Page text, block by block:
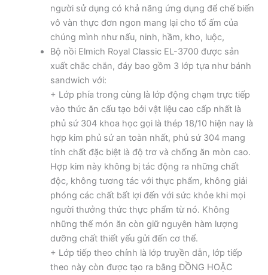
người sử dụng có khả năng ứng dụng để chế biến
vô vàn thực đơn ngon mang lại cho tổ ấm của
chúng mình như nấu, ninh, hầm, kho, luộc,
Bộ nồi Elmich Royal Classic EL-3700 được sản
xuất chắc chắn, đáy bao gồm 3 lớp tựa như bánh
sandwich với:
+ Lớp phía trong cùng là lớp động chạm trực tiếp
vào thức ăn cấu tạo bởi vật liệu cao cấp nhất là
phủ sứ 304 khoa học gọi là thép 18/10 hiện nay là
hợp kim phủ sứ an toàn nhất, phủ sứ 304 mang
tính chất đặc biệt là độ trơ và chống ăn mòn cao.
Hợp kim này không bị tác động ra những chất
độc, không tương tác với thực phẩm, không giải
phóng các chất bất lợi đến với sức khỏe khi mọi
người thưởng thức thực phẩm từ nó. Không
những thế món ăn còn giữ nguyên hàm lượng
dưỡng chất thiết yếu gửi đến cơ thể.
+ Lớp tiếp theo chính là lớp truyền dẫn, lớp tiếp
theo này còn được tạo ra bằng ĐỒNG HOẶC